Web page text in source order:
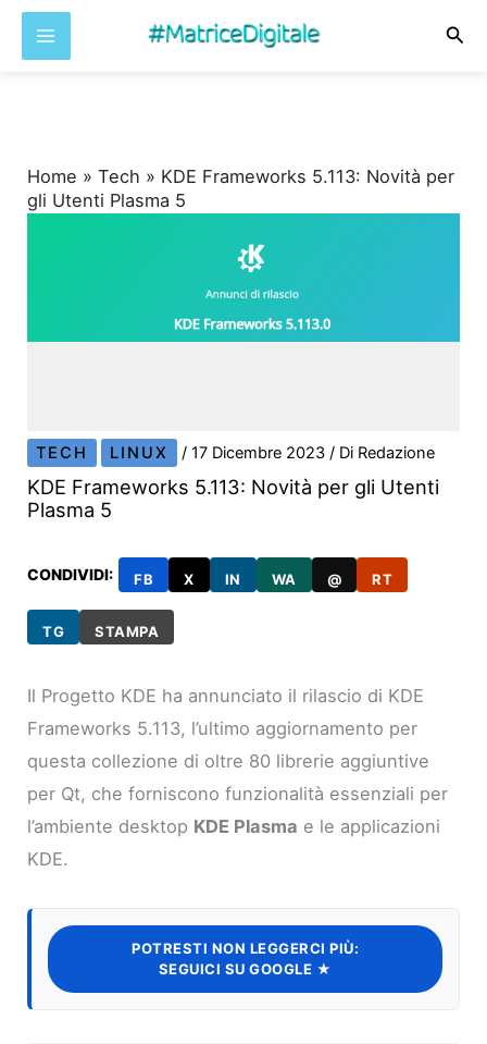
Home »Tech » KDE Frameworks 5.113: Novità per
gli Utenti Plasma 5
TECH LINUX /17 Dicembre 2023/ Di Redazione
KDE Frameworks 5.113: Novità per gli Utenti
Plasma 5
CONDIVIDI: FB X IN WA @ RT
TG STAMPA
Il Progetto KDE ha annunciato il rilascio di KDE
Frameworks 5.113, l’ultimo aggiornamento per
questa collezione di oltre 80 librerie aggiuntive
per Qt, che forniscono funzionalità essenziali per
l’ambiente desktop KDE Plasma e le applicazioni
KDE.
POTRESTI NON LEGGERCI PIÙ:
SEGUICI SU GOOGLE ★